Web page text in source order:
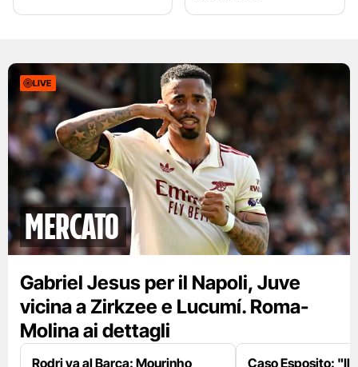
LIVE
mercato
Gabriel Jesus per il Napoli, Juve
vicina a Zirkzee e Lucumí. Roma-
Molina ai dettagli
Rodri va al Barça: Mourinho Caso Esposito: "Il